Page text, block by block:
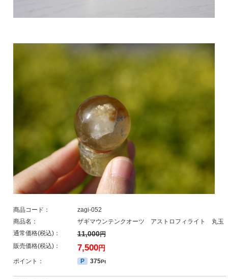
商品コード：
zagi-052
商品名：
ザギマウンテンクオーツ アストロフィライト 丸玉
通常価格(税込)：
11,000円
販売価格(税込)： 7,500円
ポイント： P 375Pt